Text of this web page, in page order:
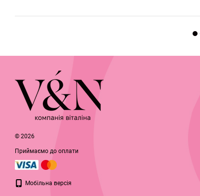
© 2026
Приймаємо до оплати
Мобільна версія